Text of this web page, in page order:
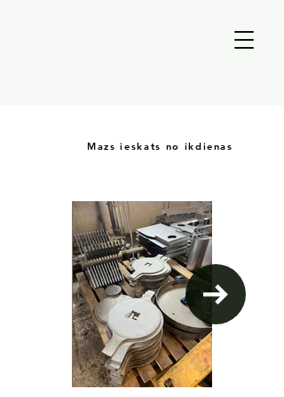
Mazs ieskats no ikdienas